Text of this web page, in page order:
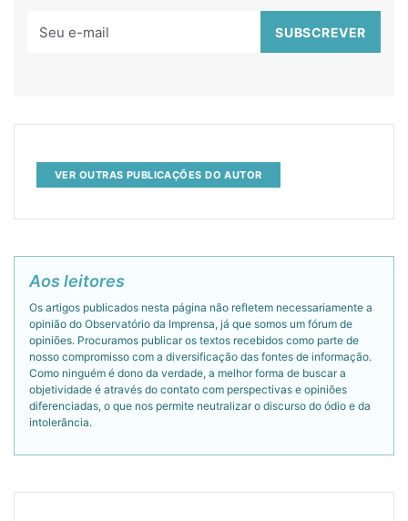
VER OUTRAS PUBLICAÇÕES DO AUTOR
Aos leitores
Os artigos publicados nesta página não refletem necessariamente a
opinião do Observatório da Imprensa, já que somos um fórum de
opiniões. Procuramos publicar os textos recebidos como parte de
nosso compromisso com a diversificação das fontes de informação.
Como ninguém é dono da verdade, a melhor forma de buscar a
objetividade é através do contato com perspectivas e opiniões
diferenciadas, o que nos permite neutralizar o discurso do ódio e da
intolerância.